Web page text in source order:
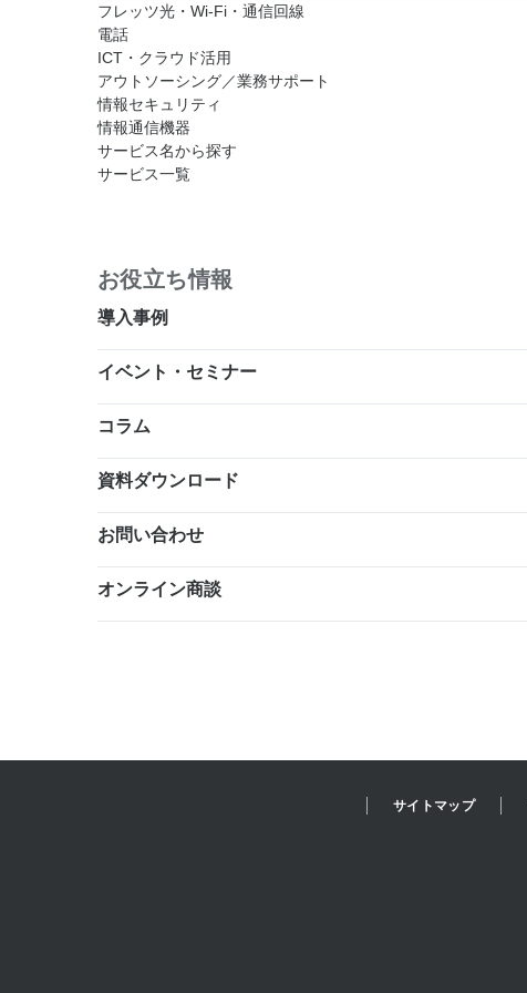
フレッツ光・Wi-Fi・通信回線
電話
ICT・クラウド活用
アウトソーシング／業務サポート
情報セキュリティ
情報通信機器
サービス名から探す
サービス一覧
お役立ち情報
導入事例
イベント・セミナー
コラム
資料ダウンロード
お問い合わせ
オンライン商談
サイトマップ